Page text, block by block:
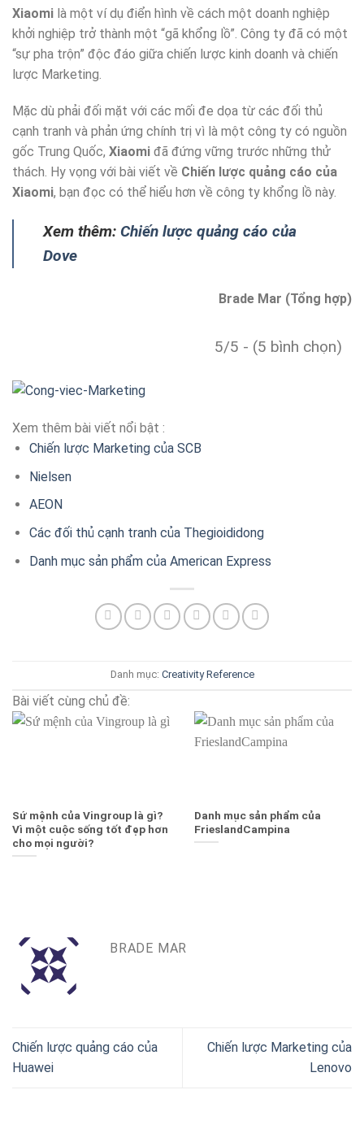
Xiaomi là một ví dụ điển hình về cách một doanh nghiệp
khởi nghiệp trở thành một “gã khổng lồ”. Công ty đã có một
“sự pha trộn” độc đáo giữa chiến lược kinh doanh và chiến
lược Marketing.
Mặc dù phải đối mặt với các mối đe dọa từ các đối thủ
cạnh tranh và phản ứng chính trị vì là một công ty có nguồn
gốc Trung Quốc, Xiaomi đã đứng vững trước những thử
thách. Hy vọng với bài viết về Chiến lược quảng cáo của
Xiaomi, bạn đọc có thể hiểu hơn về công ty khổng lồ này.
Xem thêm: Chiến lược quảng cáo của
Dove
Brade Mar (Tổng hợp)
5/5 - (5 bình chọn)
Xem thêm bài viết nổi bật :
Chiến lược Marketing của SCB
Nielsen
AEON
Các đối thủ cạnh tranh của Thegioididong
Danh mục sản phẩm của American Express
Danh mục: Creativity Reference
Bài viết cùng chủ đề:
Sứ mệnh của Vingroup là gì?
Vì một cuộc sống tốt đẹp hơn
cho mọi người?
Danh mục sản phẩm của
FrieslandCampina
BRADE MAR
Chiến lược quảng cáo của
Huawei
Chiến lược Marketing của
Lenovo